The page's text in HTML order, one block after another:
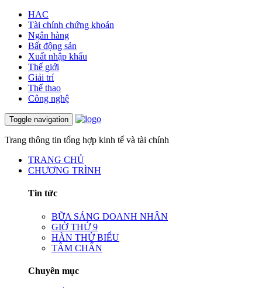
HAC
Tài chính chứng khoán
Ngân hàng
Bất động sản
Xuất nhập khẩu
Thế giới
Giải trí
Thể thao
Công nghệ
Toggle navigation
Trang thông tin tổng hợp kinh tế và tài chính
TRANG CHỦ
CHƯƠNG TRÌNH
Tin tức
BỮA SÁNG DOANH NHÂN
GIỜ THỨ 9
HÀN THỬ BIỂU
TÂM CHẤN
Chuyên mục